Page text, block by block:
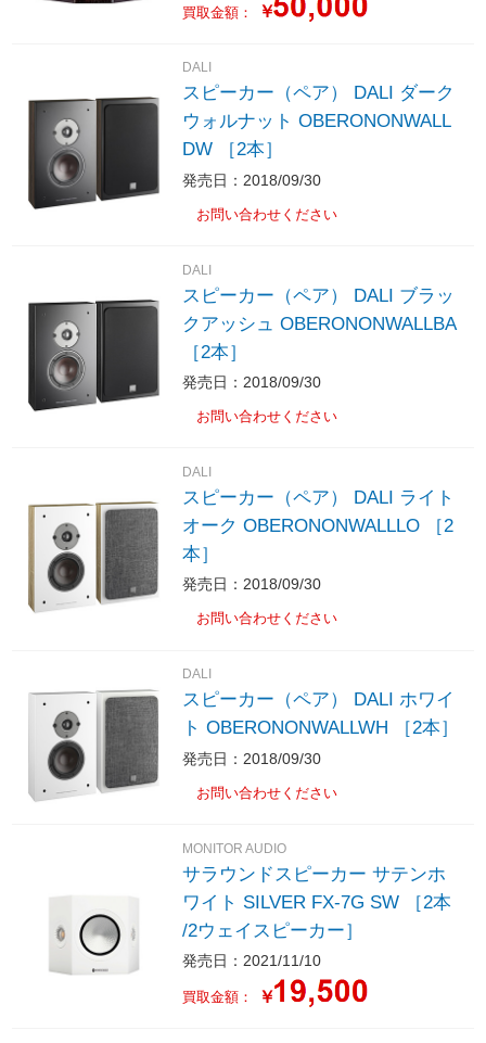
買取金額： ￥
DALI
スピーカー（ペア） DALI ダーク
ウォルナット OBERONONWALL
DW ［2本］
発売日：2018/09/30
お問い合わせください
DALI
スピーカー（ペア） DALI ブラッ
クアッシュ OBERONONWALLBA
［2本］
発売日：2018/09/30
お問い合わせください
DALI
スピーカー（ペア） DALI ライト
オーク OBERONONWALLLO ［2
本］
発売日：2018/09/30
お問い合わせください
DALI
スピーカー（ペア） DALI ホワイ
ト OBERONONWALLWH ［2本］
発売日：2018/09/30
お問い合わせください
MONITOR AUDIO
サラウンドスピーカー サテンホ
ワイト SILVER FX-7G SW ［2本
/2ウェイスピーカー］
発売日：2021/11/10
買取金額： ￥